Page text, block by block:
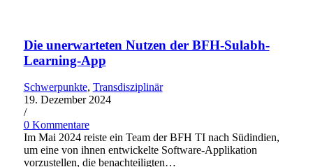
Die unerwarteten Nutzen der BFH-Sulabh-
Learning-App
Schwerpunkte, Transdisziplinär
19. Dezember 2024
/
0 Kommentare
Im Mai 2024 reiste ein Team der BFH TI nach Südindien,
um eine von ihnen entwickelte Software-Applikation
vorzustellen, die benachteiligten…